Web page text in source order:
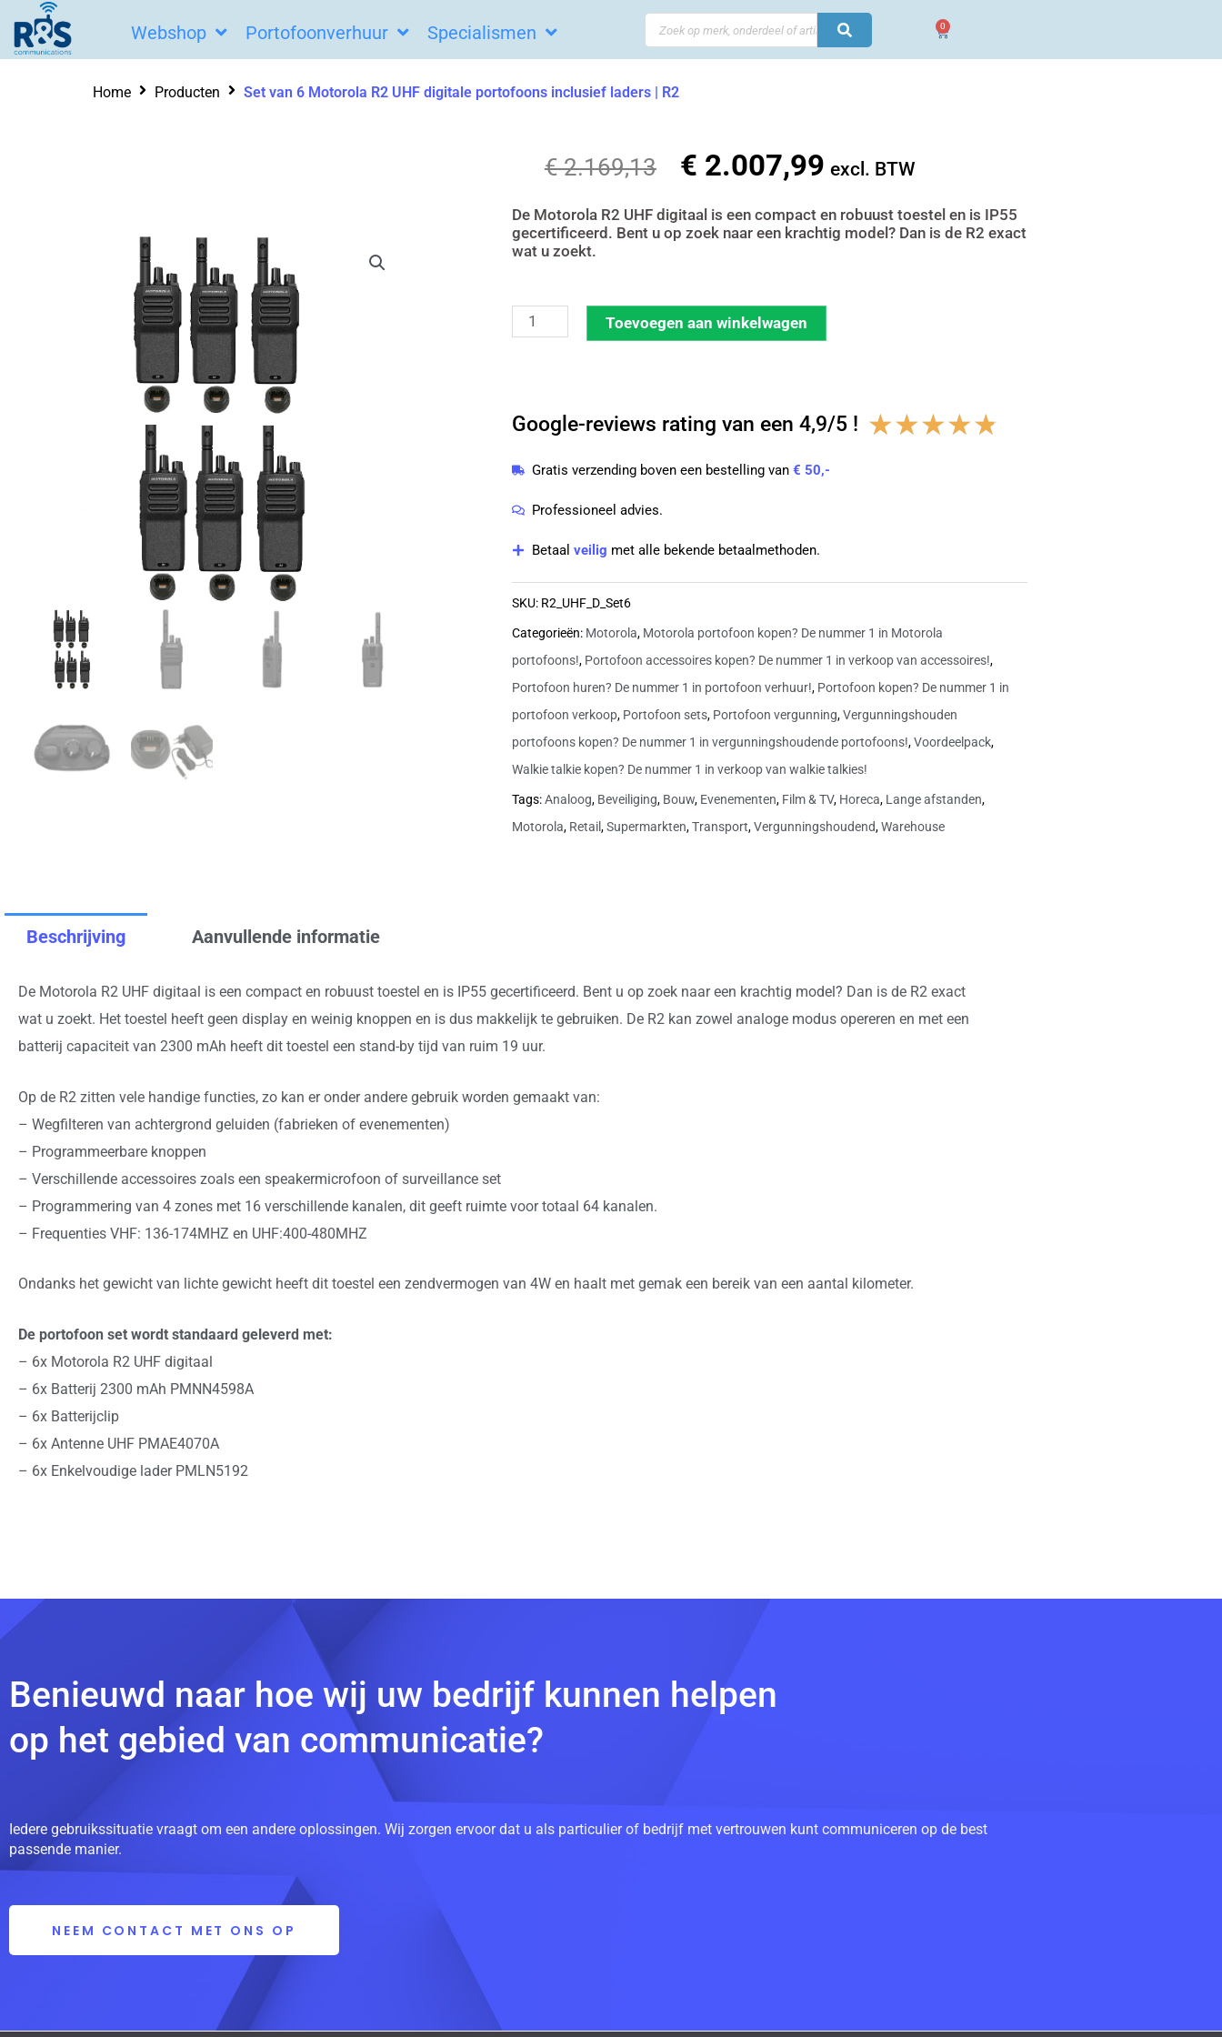
naar
Webshop Portofoonverhuur Specialismen
Search
...
0
Winkelwagen
Home Producten Set van 6 Motorola R2 UHF digitale portofoons inclusief laders | R2
€2.169,13
Oorspronkelijke
was:
€ 2.169,13.
€ 2.007,99Huidige
is:
€ 2.007,99.
excl. BTW
De Motorola R2 UHF digitaal is een compact en robuust toestel en is IP55
gecertificeerd. Bent u op zoek naar een krachtig model? Dan is de R2 exact
wat u zoekt.
Set
R2
digitale
portofoons
aantal
Toevoegen aan winkelwagen
Google-reviews rating van een 4,9/5 ! ★★★★★
Gratis verzending boven een bestelling van€ 50,-
Professioneel advies.
Betaalveilig met alle bekende betaalmethoden.
SKU: R2_UHF_D_Set6
Categorieën: Motorola, Motorola portofoon kopen? De nummer 1 in Motorola
portofoons!, Portofoon accessoires kopen? De nummer 1 in verkoop van accessoires!,
Portofoon huren? De nummer 1 in portofoon verhuur!, Portofoon kopen? De nummer 1 in
portofoon verkoop, Portofoon sets, Portofoon vergunning,Vergunningshouden
portofoons kopen? De nummer 1 in vergunningshoudende portofoons!,Voordeelpack,
Walkie talkie kopen? De nummer 1 in verkoop van walkie talkies!
Tags:Analoog, Beveiliging, Bouw, Evenementen, Film & TV, Horeca, Lange afstanden,
Motorola, Retail,Supermarkten,Transport,Vergunningshoudend,Warehouse
Beschrijving Aanvullende informatie
De Motorola R2 UHF digitaal is een compact en robuust toestel en is IP55 gecertificeerd. Bent u op zoek naar een krachtig model? Dan is de R2 exact
wat u zoekt. Het toestel heeft geen display en weinig knoppen en is dus makkelijk te gebruiken. De R2 kan zowel analoge modus opereren en met een
batterij capaciteit van 2300 mAh heeft dit toestel een stand-by tijd van ruim 19 uur.
Op de R2 zitten vele handige functies, zo kan er onder andere gebruik worden gemaakt van:
– Wegfilteren van achtergrond geluiden (fabrieken of evenementen)
– Programmeerbare knoppen
– Verschillende accessoires zoals een speakermicrofoon of surveillance set
– Programmering van 4 zones met 16 verschillende kanalen, dit geeft ruimte voor totaal 64 kanalen.
– Frequenties VHF: 136-174MHZ en UHF:400-480MHZ
Ondanks het gewicht van lichte gewicht heeft dit toestel een zendvermogen van 4W en haalt met gemak een bereik van een aantal kilometer.
De portofoon set wordt standaard geleverd met:
– 6x Motorola R2 UHF digitaal
– 6x Batterij 2300 mAh PMNN4598A
– 6x Batterijclip
– 6x Antenne UHF PMAE4070A
– 6x Enkelvoudige lader PMLN5192
Benieuwd naar hoe wij uw bedrijf kunnen helpen
op het gebied van communicatie?
Iedere gebruikssituatie vraagt om een andere oplossingen. Wij zorgen ervoor dat u als particulier of bedrijf met vertrouwen kunt communiceren op de best
passende manier.
NEEM CONTACT MET ONS OP